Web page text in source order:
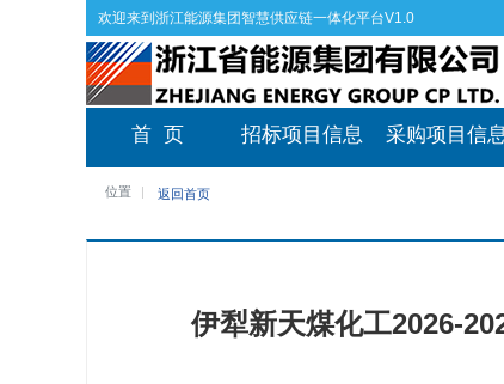
欢迎来到浙江能源集团智慧供应链一体化平台V1.0
首 页 招标项目信息 采购项目信
位置 返回首页
伊犁新天煤化工2026-